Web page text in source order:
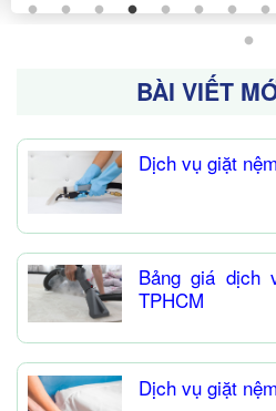
BÀI VIẾT
Dịch vụ giặt
Bảng giá dịch
TPHCM
Dịch vụ giặt